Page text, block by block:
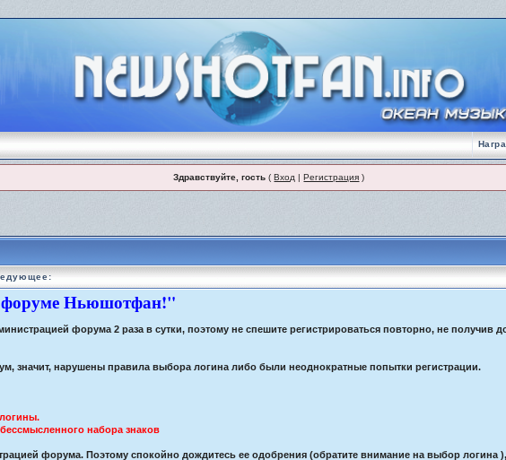
Здравствуйте, гость (Вход |Регистрация )
форуме Ньюшотфан!"
форума 2 раза в сутки, поэтому не спешите регистрироваться повторно, не
значит, нарушены правила выбора логина либо были неоднократные попытки регистрации.
набора знаков
форума. Поэтому спокойно дождитесь ее одобрения (обратите внимание на выбор логина